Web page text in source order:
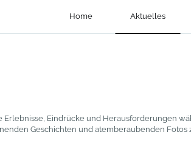
Home Aktuelles
Eindrücke und Herausforderungen
Geschichten und atemberaubenden Fotos